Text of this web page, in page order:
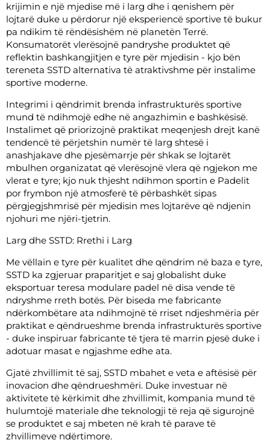
krijimin e një mjedise më i larg dhe i qenishem për
lojtarë duke u përdorur një eksperiencë sportive të bukur
pa ndikim të rëndësishëm në planetën Terrë.
Konsumatorët vlerësojnë pandryshe produktet që
reflektin bashkangjitjen e tyre për mjedisin - kjo bën
tereneta SSTD alternativa të atraktivshme për instalime
sportive moderne.
Integrimi i qëndrimit brenda infrastrukturës sportive
mund të ndihmojë edhe në angazhimin e bashkësisë.
Instalimet që priorizojnë praktikat meqenjesh drejt kanë
tendencë të përjetshin numër të larg shtesë i
anashjakave dhe pjesëmarrje për shkak se lojtarët
mbulhen organizatat që vlerësojnë vlera që ngjekon me
vlerat e tyre; kjo nuk thjesht ndihmon sportin e Padelit
por frymbon një atmosferë të përbashkët sipas
përgjegjshmrisë për mjedisin mes lojtarëve që ndjenin
njohuri me njëri-tjetrin.
Larg dhe SSTD: Rrethi i Larg
Me vëllain e tyre për kualitet dhe qëndrim në baza e tyre,
SSTD ka zgjeruar praparitjet e saj globalisht duke
eksportuar teresa modulare padel në disa vende të
ndryshme rreth botës. Për biseda me fabricante
ndërkombëtare ata ndihmojnë të rriset ndjeshmëria për
praktikat e qëndrueshme brenda infrastrukturës sportive
- duke inspiruar fabricante të tjera të marrin pjesë duke i
adotuar masat e ngjashme edhe ata.
Gjatë zhvillimit të saj, SSTD mbahet e veta e aftësisë për
inovacion dhe qëndrueshmëri. Duke investuar në
aktivitete të kërkimit dhe zhvillimit, kompania mund të
hulumtojë materiale dhe teknologji të reja që sigurojnë
se produktet e saj mbeten në krah të parave të
zhvillimeve ndërtimore.